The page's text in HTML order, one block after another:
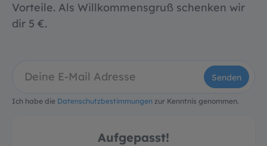
Vorteile. Als Willkommensgruß schenken wir
dir 5 €.
Senden
Ich habe die Datenschutzbestimmungen zur Kenntnis genommen.
Aufgepasst!